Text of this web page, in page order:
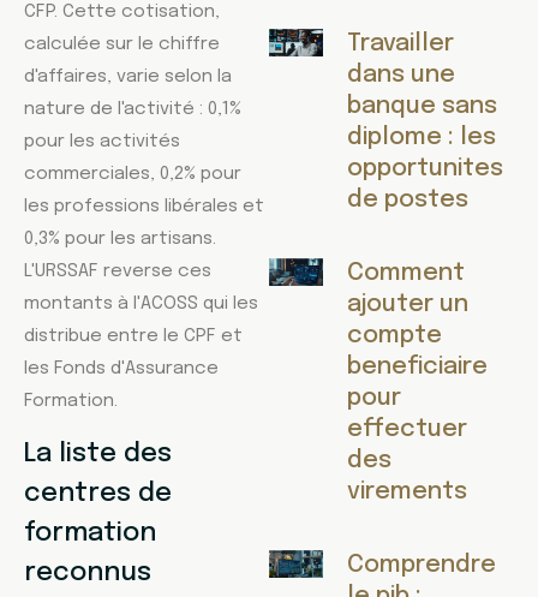
CFP. Cette cotisation,
calculée sur le chiffre
d'affaires, varie selon la
nature de l'activité : 0,1%
pour les activités
commerciales, 0,2% pour
les professions libérales et
0,3% pour les artisans.
L'URSSAF reverse ces
montants à l'ACOSS qui les
distribue entre le CPF et
les Fonds d'Assurance
Formation.
La liste des
centres de
formation
reconnus
Travailler
dans une
banque sans
diplome : les
opportunites
de postes
Comment
ajouter un
compte
beneficiaire
pour
effectuer
des
virements
Comprendre